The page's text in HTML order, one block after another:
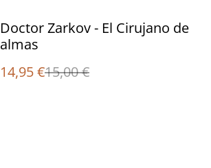
%
Doctor Zarkov - El Cirujano de
almas
14,95 €15,00 €